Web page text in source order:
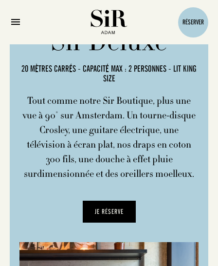
RÉSERVER
Sir Deluxe
20 MÈTRES CARRÉS - CAPACITÉ MAX : 2 PERSONNES - LIT KING
SIZE
Tout comme notre Sir Boutique, plus une
vue à 90° sur Amsterdam. Un tourne-disque
Crosley, une guitare électrique, une
télévision à écran plat, nos draps en coton
300 fils, une douche à effet pluie
surdimensionnée et des oreillers moelleux.
JE RÉSERVE